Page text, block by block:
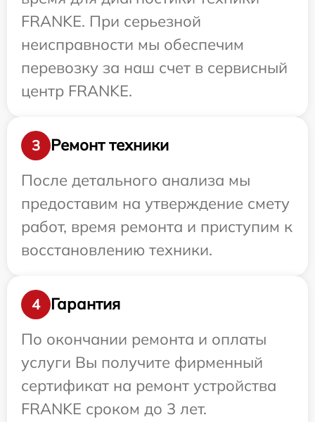
FRANKE. При серьезной
неисправности мы обеспечим
перевозку за наш счет в сервисный
центр FRANKE.
3
Ремонт техники
После детального анализа мы
предоставим на утверждение смету
работ, время ремонта и приступим к
восстановлению техники.
4
Гарантия
По окончании ремонта и оплаты
услуги Вы получите фирменный
сертификат на ремонт устройства
FRANKE сроком до 3 лет.